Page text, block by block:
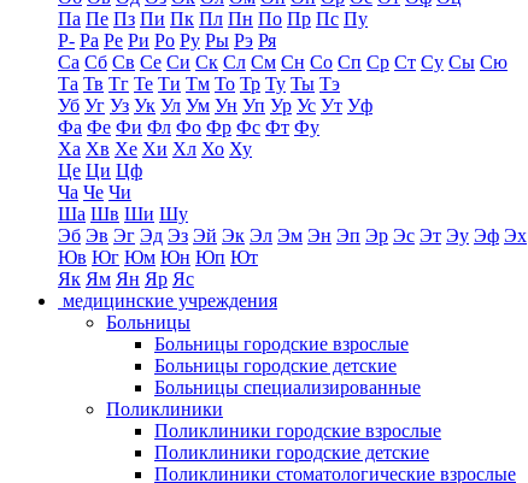
Па Пе Пз Пи Пк Пл Пн По Пр Пс Пу
Р- Ра Ре Ри Ро Ру Ры Рэ Ря
Са Сб Св Се Си Ск Сл См Сн Со Сп Ср Ст Су Сы Сю
Та Тв Тг Те Ти Тм То Тр Ту Ты Тэ
Уб Уг Уз Ук Ул Ум Ун Уп Ур Ус Ут Уф
Фа Фе Фи Фл Фо Фр Фс Фт Фу
Ха Хв Хе Хи Хл Хо Ху
Це Ци Цф
Ча Че Чи
Ша Шв Ши Шу
Эб Эв Эг Эд Эз Эй Эк Эл Эм Эн Эп Эр Эс Эт Эу Эф Эх
Юв Юг Юм Юн Юп Ют
Як Ям Ян Яр Яс
медицинские учреждения
Больницы
Больницы городские взрослые
Больницы городские детские
Больницы специализированные
Поликлиники
Поликлиники городские взрослые
Поликлиники городские детские
Поликлиники стоматологические взрослые